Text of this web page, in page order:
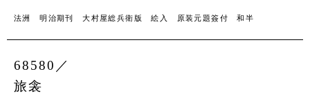
法洲 明治期刊 大村屋総兵衛版 絵入 原装元題簽付 和半
68580／
旅衾